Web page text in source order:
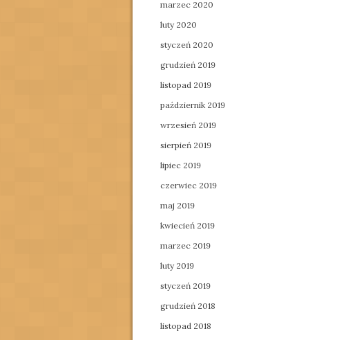
marzec 2020
luty 2020
styczeń 2020
grudzień 2019
listopad 2019
październik 2019
wrzesień 2019
sierpień 2019
lipiec 2019
czerwiec 2019
maj 2019
kwiecień 2019
marzec 2019
luty 2019
styczeń 2019
grudzień 2018
listopad 2018